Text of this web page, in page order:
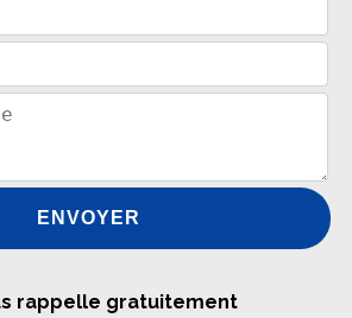
rappelle gratuitement